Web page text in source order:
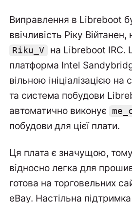
Виправлення в Libreboot
ввічливість Ріку Війтанен,
Riku_V
на Libreboot IRC.
платформа Intel
вільною ініціалізацією на
та система побудови
автоматично виконує
побудови для цієї плати.
Ця плата є значущою,
відносно легка для
готова на торговельних
eBay. Настільна